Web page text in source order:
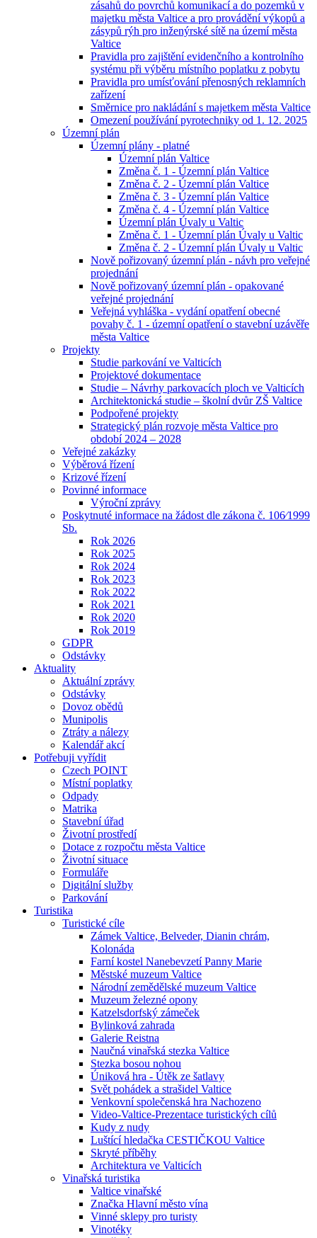
zásahů do povrchů komunikací a do pozemků v
majetku města Valtice a pro provádění výkopů a
zásypů rýh pro inženýrské sítě na území města
Valtice
Pravidla pro zajištění evidenčního a kontrolního
systému při výběru místního poplatku z pobytu
Pravidla pro umísťování přenosných reklamních
zařízení
Směrnice pro nakládání s majetkem města Valtice
Omezení používání pyrotechniky od 1. 12. 2025
Územní plán
Územní plány - platné
Územní plán Valtice
Změna č. 1 - Územní plán Valtice
Změna č. 2 - Územní plán Valtice
Změna č. 3 - Územní plán Valtice
Změna č. 4 - Územní plán Valtice
Územní plán Úvaly u Valtic
Změna č. 1 - Územní plán Úvaly u Valtic
Změna č. 2 - Územní plán Úvaly u Valtic
Nově pořizovaný územní plán - návh pro veřejné
projednání
Nově pořizovaný územní plán - opakované
veřejné projednání
Veřejná vyhláška - vydání opatření obecné
povahy č. 1 - územní opatření o stavební uzávěře
města Valtice
Projekty
Studie parkování ve Valticích
Projektové dokumentace
Studie – Návrhy parkovacích ploch ve Valticích
Architektonická studie – školní dvůr ZŠ Valtice
Podpořené projekty
Strategický plán rozvoje města Valtice pro
období 2024 – 2028
Veřejné zakázky
Výběrová řízení
Krizové řízení
Povinné informace
Výroční zprávy
Poskytnuté informace na žádost dle zákona č. 106⁄1999
Sb.
Rok 2026
Rok 2025
Rok 2024
Rok 2023
Rok 2022
Rok 2021
Rok 2020
Rok 2019
GDPR
Odstávky
Aktuality
Aktuální zprávy
Odstávky
Dovoz obědů
Munipolis
Ztráty a nálezy
Kalendář akcí
Potřebuji vyřídit
Czech POINT
Místní poplatky
Odpady
Matrika
Stavební úřad
Životní prostředí
Dotace z rozpočtu města Valtice
Životní situace
Formuláře
Digitální služby
Parkování
Turistika
Turistické cíle
Zámek Valtice, Belveder, Dianin chrám,
Kolonáda
Farní kostel Nanebevzetí Panny Marie
Městské muzeum Valtice
Národní zemědělské muzeum Valtice
Muzeum železné opony
Katzelsdorfský zámeček
Bylinková zahrada
Galerie Reistna
Naučná vinařská stezka Valtice
Stezka bosou nohou
Úniková hra - Útěk ze šatlavy
Svět pohádek a strašidel Valtice
Venkovní společenská hra Nachozeno
Video-Valtice-Prezentace turistických cílů
Kudy z nudy
Luštící hledačka CESTIČKOU Valtice
Skryté příběhy
Architektura ve Valticích
Vinařská turistika
Valtice vinařské
Značka Hlavní město vína
Vinné sklepy pro turisty
Vinotéky